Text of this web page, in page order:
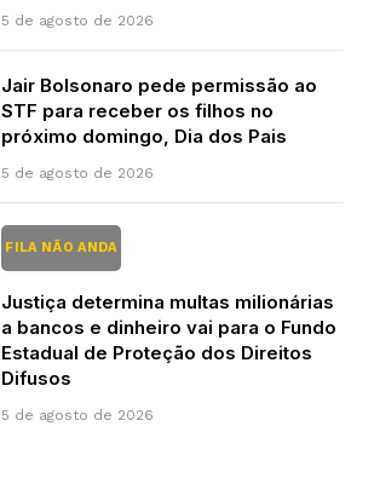
5 de agosto de 2026
Jair Bolsonaro pede permissão ao
STF para receber os filhos no
próximo domingo, Dia dos Pais
5 de agosto de 2026
FILA NÃO ANDA
Justiça determina multas milionárias
a bancos e dinheiro vai para o Fundo
Estadual de Proteção dos Direitos
Difusos
5 de agosto de 2026